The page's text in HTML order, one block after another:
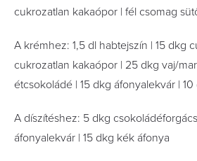
cukrozatlan kakaópor | fél csomag
A krémhez: 1,5 dl habtejszín | 15 dkg
cukrozatlan kakaópor | 25 dkg vaj/
étcsokoládé | 15 dkg áfonyalekvár |
A díszítéshez: 5 dkg
áfonyalekvár | 15 dkg kék áfonya